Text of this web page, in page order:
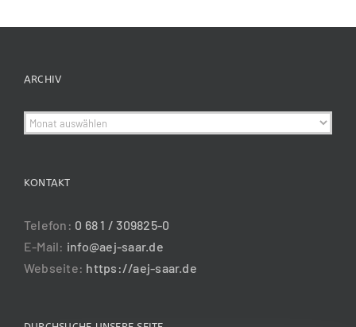
ARCHIV
Archiv
KONTAKT
Telefon: 0 68 1 / 309825-0
E-Mail: info@aej-saar.de
Webseite: https://aej-saar.de